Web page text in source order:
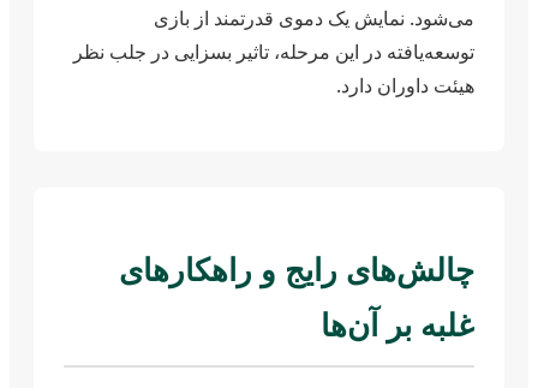
می‌شود. نمایش یک دموی قدرتمند از بازی
توسعه‌یافته در این مرحله، تاثیر بسزایی در جلب نظر
هیئت داوران دارد.
چالش‌های رایج و راهکارهای
غلبه بر آن‌ها